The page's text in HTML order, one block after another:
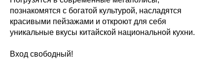
познакомятся с богатой культурой, насладятся
красивыми пейзажами и откроют для себя
уникальные вкусы китайской национальной кухни.
Вход свободный!